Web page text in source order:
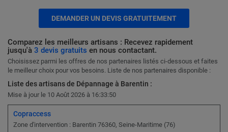
DEMANDER UN DEVIS GRATUITEMENT
Comparez les meilleurs artisans : Recevez rapidement
jusqu'à 3 devis gratuits en nous contactant.
Choisissez parmi les offres de nos partenaires listés ci-dessous et faites
le meilleur choix pour vos besoins. Liste de nos partenaires disponible :
Liste des artisans de Dépannage à Barentin :
Mise à jour le 10 Août 2026 à 16:33:50
Copraccess
Zone d'intervention : Barentin 76360, Seine-Maritime (76)